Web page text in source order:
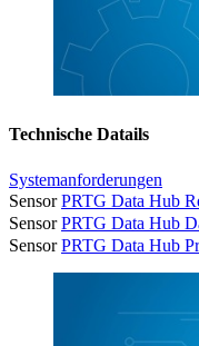
Technische Datails
Systemanforderungen
SensorPRTG Data Hub
SensorPRTG Data Hub
SensorPRTG Data Hub